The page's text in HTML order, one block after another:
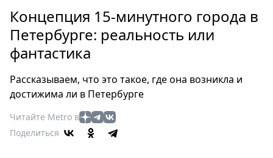
Россия
Мир
Здоровье
Туризм
Мода
Театр
Кино
Концепция 15-минутного города в
Петербурге: реальность или
фантастика
Рассказываем, что это такое, где она возникла и
достижима ли в Петербурге
Читайте Metro в
Поделиться